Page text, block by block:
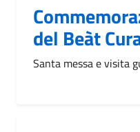
del Beàt
Santa messa e visita